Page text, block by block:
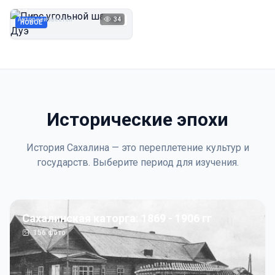
НОВОЕ 1923
Автор неизвестен 34
Исторические эпохи
История Сахалина — это переплетение культур и
государств. Выберите период для изучения.
Сахалинская каторга: 1869 - 1906 гг
156фото